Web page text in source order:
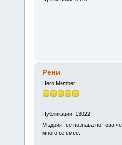
Рени
Hero Member
Публикации: 13022
Мъдрият се познава по това,че
много се смее.